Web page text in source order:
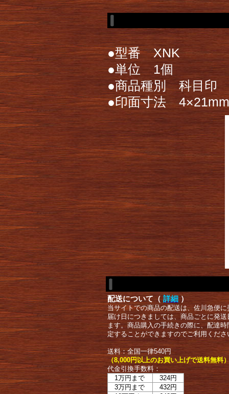
●型番 XNK
●単位 1個
●商品種別 科目印
●印面寸法 4×21mm
配送について（ 詳細 ）
当サイトでの商品の配送は、佐川急便
届け日につきましては、商品ごとに発
ます。商品購入の手続きの際に、配達
定することができますのでご利用くださ
送料：全国一律540円
（8,000円以上のお買い上げで送料無料
代金引換手数料：
1万円まで
324円
3万円まで
432円